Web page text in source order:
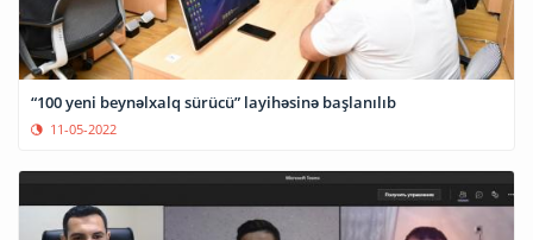
“100 yeni beynəlxalq sürücü” layihəsinə başlanılıb
11-05-2022